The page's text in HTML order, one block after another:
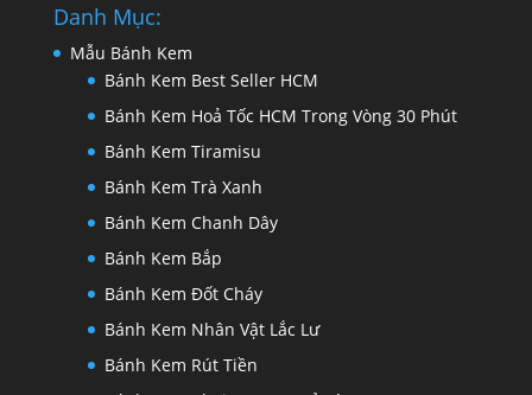
Danh Mục:
Mẫu Bánh Kem
Bánh Kem Best Seller HCM
Bánh Kem Hoả Tốc HCM Trong Vòng 30 Phút
Bánh Kem Tiramisu
Bánh Kem Trà Xanh
Bánh Kem Chanh Dây
Bánh Kem Bắp
Bánh Kem Đốt Cháy
Bánh Kem Nhân Vật Lắc Lư
Bánh Kem Rút Tiền